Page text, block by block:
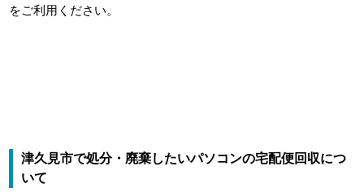
をご利用ください。
津久見市で処分・廃棄したいパソコンの宅配便回収につ
いて